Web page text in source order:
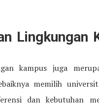
Lingkungan
kampus juga
memilih
dan kebutuhan